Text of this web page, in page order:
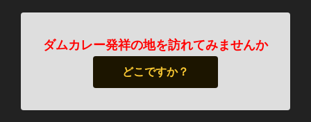
ダムカレー発祥の地を訪れてみませんか
どこですか？